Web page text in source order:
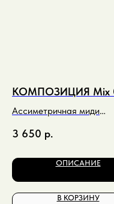
КОМПОЗИЦИЯ Mix
Ассиметричная миди
оттенках
3 650 р.
ОПИСАНИЕ
В КОРЗИНУ